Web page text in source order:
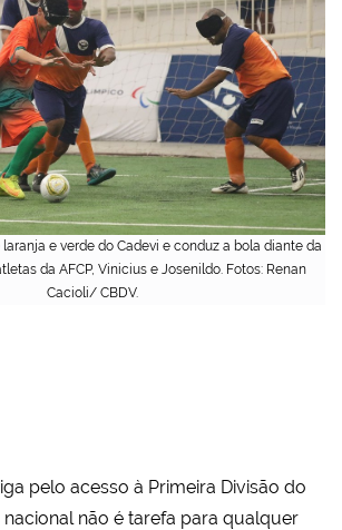
e verde do Cadevi e conduz a bola diante da
da AFCP, Vinicius e Josenildo. Fotos: Renan
Cacioli/ CBDV.
pelo acesso à Primeira Divisão do
não é tarefa para qualquer